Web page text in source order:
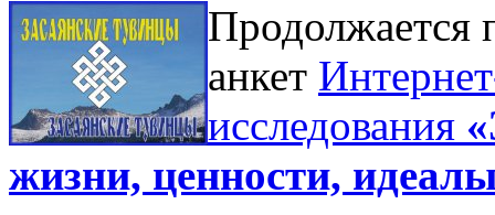
Продолжается
анкет
исследования
жизни, ценности,